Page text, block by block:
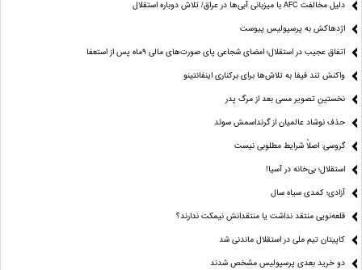
دلیل مخالفت AFC با میزبانی آبی‌ها در عراق/ تلاش دوباره استقلال
اژدهاکش به پرسپولیس پیوست
اتفاق عجیب در استقلال؛ امضای شجاعی پای صورت‌های مالی ٩ماه پس از استعفا
واکنش تند فیفا به تلاش‌ها برای برکناری اینفانتینو
نخستین تصویر مسی بعد از مرگ پدر
حذف نوشاد عالمیان از گرنداسمش سوئد
گروسی: اصلاً شرایط مطلوبی نیست
استقلال؛ بی‌خانه در آسیا!
آزادی؛ کمدی سیاه سال
قلعه‌نویی منتقد نداشت یا منتقدانش نیمکت ندارند؟
کاپیتان تیم ملی در استقلال ماندنی شد
دو خرید بعدی پرسپولیس مشخص شدند